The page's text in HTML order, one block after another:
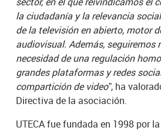
la ciudadanía y la relevancia
de la televisión en abierto, motor
audiovisual. Además, seguiremos
necesidad de una regulación
grandes plataformas y redes
compartición de video”, ha
Directiva de la asociación.
UTECA fue fundada en 1998 por